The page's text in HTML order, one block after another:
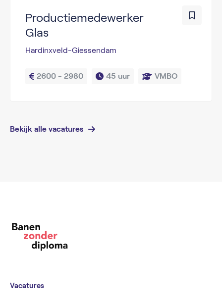
Productiemedewerker
Glas
Hardinxveld-Giessendam
2600 - 2980 45 uur VMBO
Bekijk alle vacatures
Vacatures